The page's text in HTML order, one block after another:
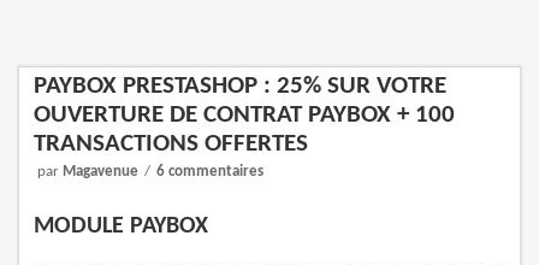
PAYBOX PRESTASHOP : 25% SUR VOTRE
OUVERTURE DE CONTRAT PAYBOX + 100
TRANSACTIONS OFFERTES
par Magavenue 6 commentaires
MODULE PAYBOX